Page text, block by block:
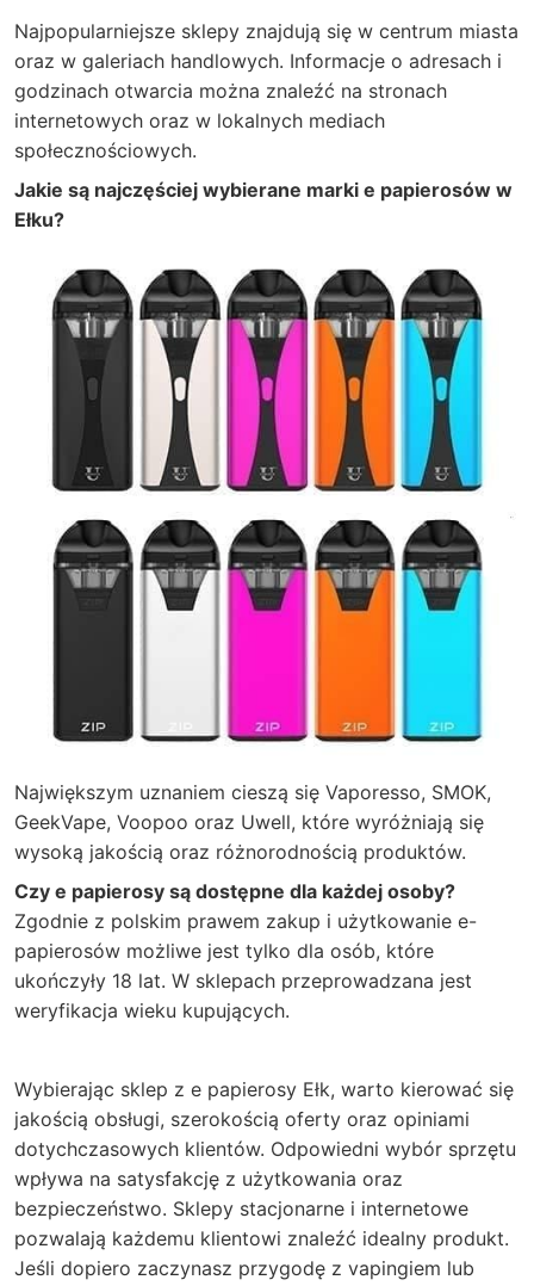
Najpopularniejsze sklepy znajdują się w centrum miasta
oraz w galeriach handlowych. Informacje o adresach i
godzinach otwarcia można znaleźć na stronach
internetowych oraz w lokalnych mediach
społecznościowych.
Jakie są najczęściej wybierane marki e papierosów w
Ełku?
Największym uznaniem cieszą się Vaporesso, SMOK,
GeekVape, Voopoo oraz Uwell, które wyróżniają się
wysoką jakością oraz różnorodnością produktów.
Czy e papierosy są dostępne dla każdej osoby?
Zgodnie z polskim prawem zakup i użytkowanie e-
papierosów możliwe jest tylko dla osób, które
ukończyły 18 lat. W sklepach przeprowadzana jest
weryfikacja wieku kupujących.
Wybierając sklep z e papierosy Ełk, warto kierować się
jakością obsługi, szerokością oferty oraz opiniami
dotychczasowych klientów. Odpowiedni wybór sprzętu
wpływa na satysfakcję z użytkowania oraz
bezpieczeństwo. Sklepy stacjonarne i internetowe
pozwalają każdemu klientowi znaleźć idealny produkt.
Jeśli dopiero zaczynasz przygodę z vapingiem lub